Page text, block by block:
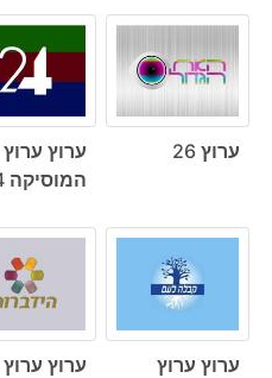
ערוץ 26
ערוץ ערוץ
המוסיקה 24
ערוץ ערוץ
ערוץ ערוץ